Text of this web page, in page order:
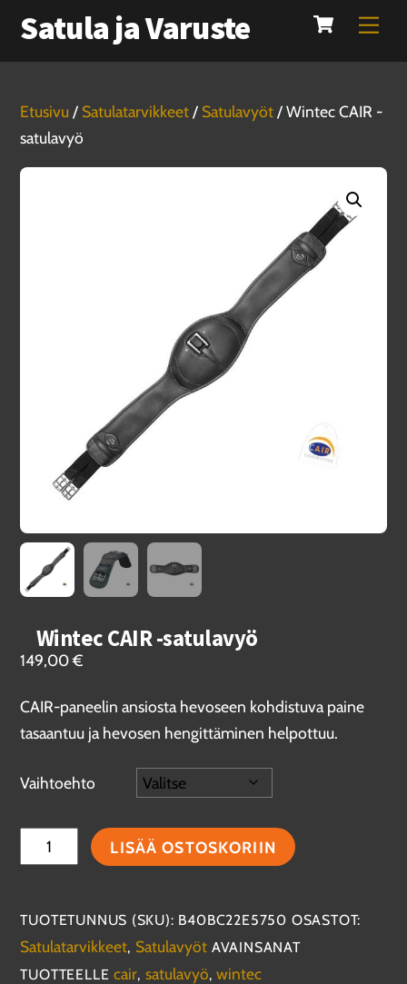
content
Cart
Satula ja Varuste
Etusivu / Satulatarvikkeet/ Satulavyöt/ Wintec CAIR -
satulavyö
Wintec CAIR -satulavyö
149,00€
CAIR-paneelin ansiosta hevoseen kohdistuva paine
tasaantuu ja hevosen hengittäminen helpottuu.
Vaihtoehto
Wintec
CAIR
satulavyö
määrä
LISÄÄ OSTOSKORIIN
TUOTETUNNUS (SKU): B40BC22E5750 OSASTOT:
Satulatarvikkeet, Satulavyöt AVAINSANAT
TUOTTEELLEcair, satulavyö,wintec